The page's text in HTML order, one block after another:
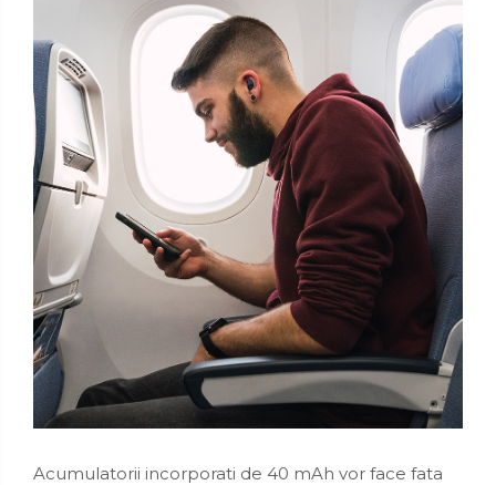
Acumulatorii incorporati de 40 mAh vor face fata